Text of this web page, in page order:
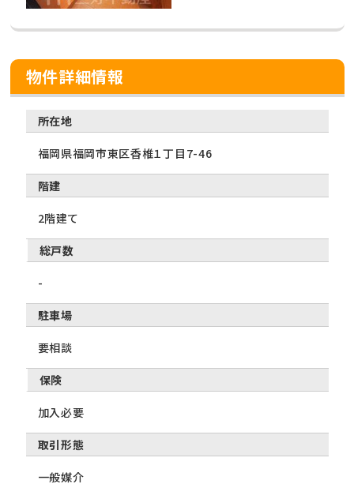
物件詳細情報
所在地
福岡県福岡市東区香椎１丁目7-46
階建
2階建て
総戸数
-
駐車場
要相談
保険
加入必要
取引形態
一般媒介